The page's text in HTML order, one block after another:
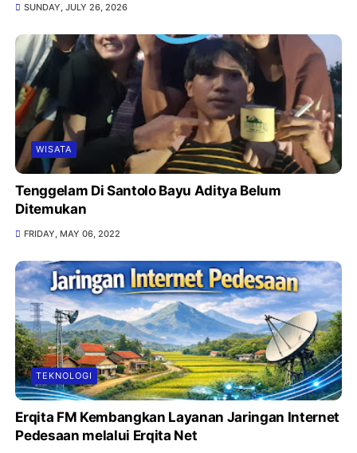
SUNDAY, JULY 26, 2026
WISATA
Tenggelam Di Santolo Bayu Aditya Belum
Ditemukan
FRIDAY, MAY 06, 2022
TEKNOLOGI
Erqita FM Kembangkan Layanan Jaringan Internet
Pedesaan melalui Erqita Net